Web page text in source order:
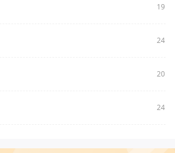
19
24
20
24